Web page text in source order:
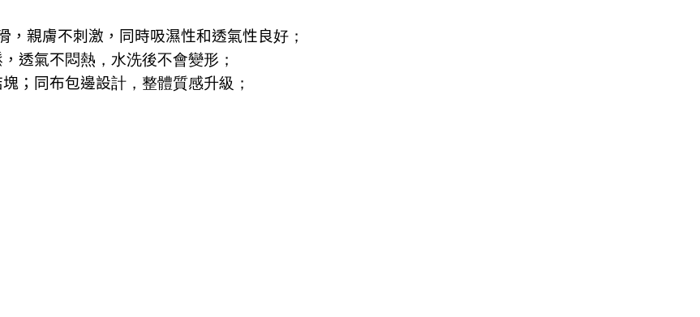
，親膚不刺激，同時吸濕性和透氣性良好；
透氣不悶熱，水洗後不會變形；
；同布包邊設計， 整體質感升級；